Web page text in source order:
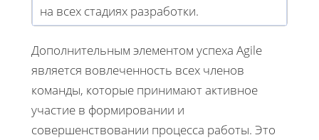
на всех стадиях разработки.
Дополнительным элементом успеха Agile
является вовлеченность всех членов
команды, которые принимают активное
участие в формировании и
совершенствовании процесса работы. Это